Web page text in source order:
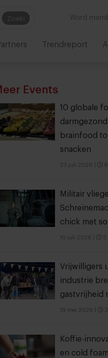
Zoek! Word
Trendreport
Events
10 globale
brainfood
snacken
23 juli 2026
Militair
chick met
10 juli 2026 5
Vrijwilligers
industrie
gastvrijheid
19 mei 2026
Koffie-
en cold